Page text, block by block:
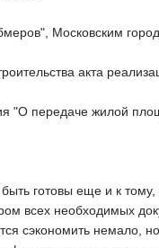
Московским
акта
передаче жилой
готовы еще и к
всех необходимых
сэкономить немало,